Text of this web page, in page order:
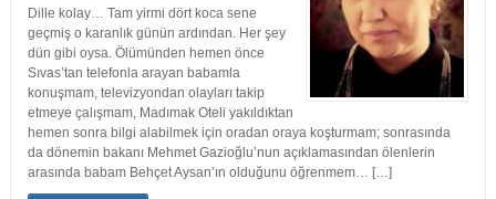
Dille kolay… Tam yirmi dört koca sene
geçmiş o karanlık günün ardından. Her şey
dün gibi oysa. Ölümünden hemen önce
Sıvas’tan telefonla arayan babamla
konuşmam, televizyondan olayları takip
etmeye çalışmam, Madımak Oteli yakıldıktan
hemen sonra bilgi alabilmek için oradan oraya koşturmam; sonrasında
da dönemin bakanı Mehmet Gazioğlu’nun açıklamasından ölenlerin
arasında babam Behçet Aysan’ın olduğunu öğrenmem… […]